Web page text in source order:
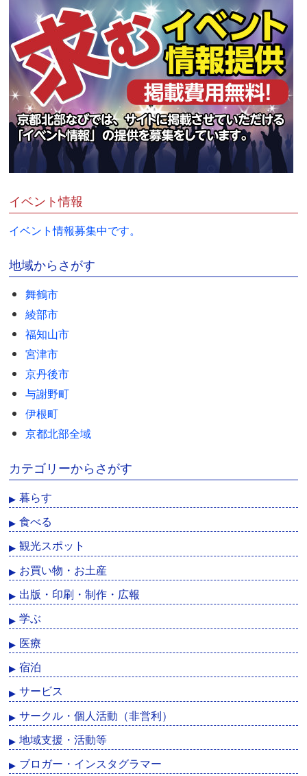
イベント情報
イベント情報募集中です。
地域からさがす
舞鶴市
綾部市
福知山市
宮津市
京丹後市
与謝野町
伊根町
京都北部全域
カテゴリーからさがす
暮らす
食べる
観光スポット
お買い物・お土産
出版・印刷・制作・広報
学ぶ
医療
宿泊
サービス
サークル・個人活動（非営利）
地域支援・活動等
ブロガー・インスタグラマー